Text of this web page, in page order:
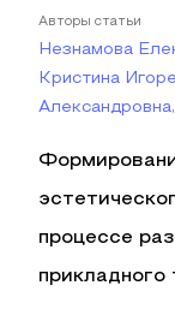
Авторы статьи
Незнамова
Кристина
процессе
прикладного